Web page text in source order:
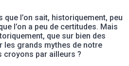
que l’on sait, historiquement, peu
l’on a peu de certitudes. Mais
que sur bien des
les grands mythes de notre
croyons par ailleurs ?